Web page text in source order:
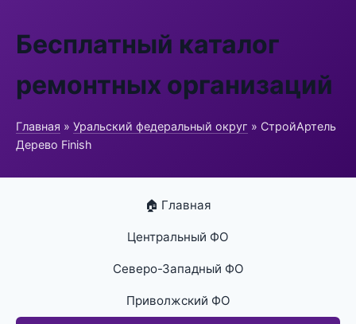
Бесплатный каталог
ремонтных организаций
Главная » Уральский федеральный округ » СтройАртель
Дерево Finish
🏠 Главная
Центральный ФО
Северо-Западный ФО
Приволжский ФО